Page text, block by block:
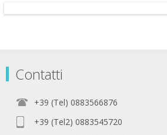
Contatti
+39 (Tel) 0883566876
+39 (Tel2) 0883545720